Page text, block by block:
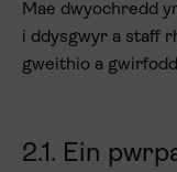
Mae dwyochredd
i ddysgwyr a staff
gweithio a
2.1. Ein